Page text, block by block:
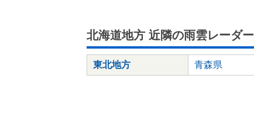
北海道地方 近隣の雨雲レーダー
東北地方 青森県